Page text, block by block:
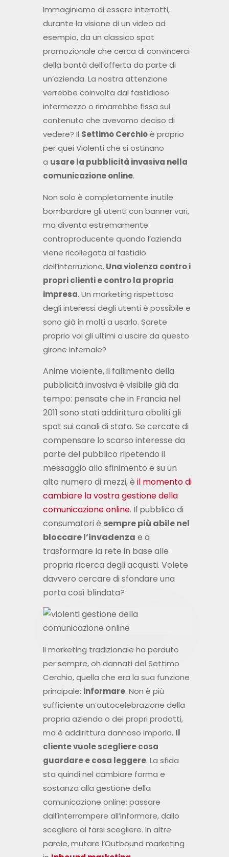
Immaginiamo di essere interrotti,
durante la visione di un video ad
esempio, da un classico spot
promozionale che cerca di convincerci
della bontà dell’offerta da parte di
un’azienda. La nostra attenzione
verrebbe coinvolta dal fastidioso
intermezzo o rimarrebbe fissa sul
contenuto che avevamo deciso di
vedere? Il Settimo Cerchioè proprio
per quei Violenti che si ostinano
a usare la pubblicità invasiva nella
comunicazione online.
Non solo è completamente inutile
bombardare gli utenti con banner vari,
ma diventa estremamente
controproducente quando l’azienda
viene ricollegata al fastidio
dell’interruzione. Una violenza contro i
propri clienti e contro la propria
impresa. Un marketing rispettoso
degli interessi degli utenti è possibile e
sono già in molti a usarlo. Sarete
proprio voi gli ultimi a uscire da questo
girone infernale?
Anime violente, il fallimento della
pubblicità invasiva è visibile già da
tempo: pensate che in Francia nel
2011 sono stati addirittura aboliti gli
spot sui canali di stato. Se cercate di
compensare lo scarso interesse da
parte del pubblico ripetendo il
messaggio allo sfinimento e su un
alto numero di mezzi, è il momento di
cambiare la vostra gestione della
comunicazione online. Il pubblico di
consumatori è sempre più abile nel
bloccare l’invadenza e a
trasformare la rete in base alle
propria ricerca degli acquisti. Volete
davvero cercare di sfondare una
porta così blindata?
Il marketing tradizionale ha perduto
per sempre, oh dannati del Settimo
Cerchio, quella che era la sua funzione
principale: informare. Non è più
sufficiente un’autocelebrazione della
propria azienda o dei propri prodotti,
ma è addirittura dannoso imporla. Il
cliente vuole scegliere cosa
guardare e cosa leggere. La sfida
sta quindi nel cambiare forma e
sostanza alla gestione della
comunicazione online: passare
dall’interrompere all’informare, dallo
scegliere al farsi scegliere. In altre
parole, mutare l’Outbound marketing